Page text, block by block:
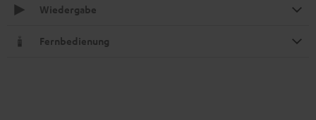
Wiedergabe
Fernbedienung